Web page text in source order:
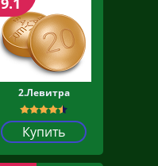
2.Левитра
Купить